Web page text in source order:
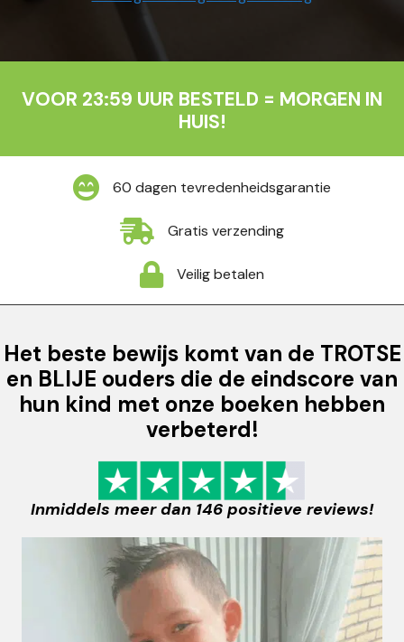
VOOR 23:59 UUR BESTELD = MORGEN IN
HUIS!
60 dagen tevredenheidsgarantie
Gratis verzending
Veilig betalen
Het beste bewijs komt van de TROTSE
en BLIJE ouders die de eindscore van
hun kind met onze boeken hebben
verbeterd!
Inmiddels meer dan 146 positieve reviews!